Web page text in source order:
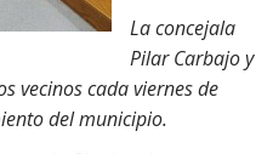
La concejala
Pilar Carbajo y
vecinos cada viernes de
del municipio.